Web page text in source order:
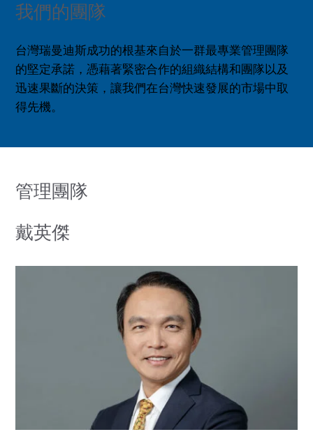
我們的團隊
台灣瑞曼迪斯成功的根基來自於一群最專業管理團隊
的堅定承諾，憑藉著緊密合作的組織結構和團隊以及
迅速果斷的決策，讓我們在台灣快速發展的市場中取
得先機。
管理團隊
戴英傑